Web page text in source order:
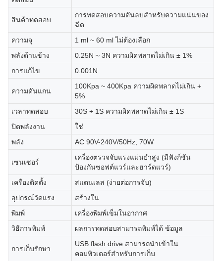
สินค้าทดสอบ
การทดสอบความดันลบสําหรับความแน่นของ
ฉีด
ความจุ
1 ml ~ 60 ml ไม่ต้องเลือก
พลังด้านข้าง
0.25N ~ 3N ความผิดพลาดไม่เกิน ± 1%
การแก้ไข
0.001N
ความดันแกน
100Kpa ~ 400Kpa ความผิดพลาดไม่เกิน +
5%
เวลาทดสอบ
30S + 1S ความผิดพลาดไม่เกิน ± 1S
ปิดพลังงาน
ใช่
พลัง
AC 90V-240V/50Hz, 70W
เซนเซอร์
เครื่องตรวจจับแรงแม่นยําสูง (มีฟังก์ชัน
ป้องกันซอฟต์แวร์และฮาร์ดแวร์)
เครื่องติดตั้ง
สแตนเลส (ง่ายต่อการจับ)
อุปกรณ์วัดแรง
สร้างใน
พิมพ์
เครื่องพิมพ์เข็มในอากาศ
วิธีการพิมพ์
ผลการทดสอบสามารถพิมพ์ได้ ข้อมูล
การเก็บรักษา
USB flash drive สามารถนําเข้าใน
คอมพิวเตอร์สําหรับการเก็บ